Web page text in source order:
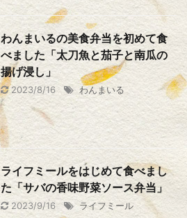
わんまいるの美食弁当を初めて食
べました「太刀魚と茄子と南瓜の
揚げ浸し」
2023/8/16 わんまいる
ライフミールをはじめて食べまし
た「サバの香味野菜ソース弁当」
2023/9/16 ライフミール